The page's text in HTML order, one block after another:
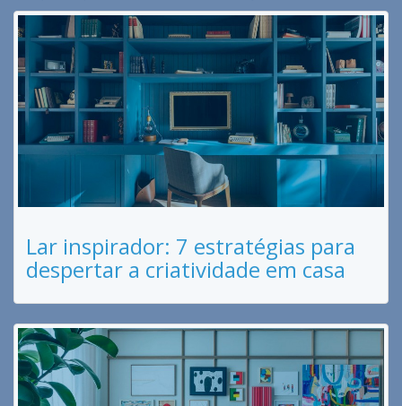
Lar inspirador: 7 estratégias para
despertar a criatividade em casa